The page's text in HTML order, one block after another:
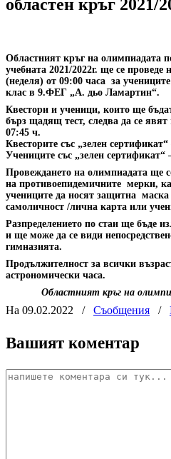
областен кръг 2021/
Областният кръг на олимпиадата
учебната 2021/2022г. ще се проведе
(неделя) от 09:00 часа за
клас в 9.ФЕГ „А. дьо Ламартин“.
Квестори и ученици, които ще
бърз щадящ тест, следва да се явят
07:45 ч.
Квесторите със „зелен сертификат“
Учениците със „зелен сертификат“
Провеждането на олимпиадата ще
на противоепидемичните мерки,
учениците да носят защитна маска
самоличност /лична карта или
Разпределението по стаи ще бъде
и ще може да се види
гимназията.
Продължителност за всички
астрономически часа.
Областният кръг на
На 09.02.2022 / Съобщения /
Вашият коментар